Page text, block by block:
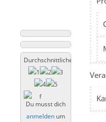
Durchschnittliche Bewertung
Du musst dich
anmelden um